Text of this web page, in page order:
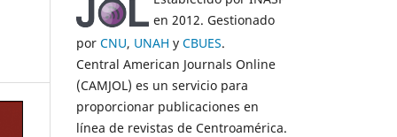
en 2012. Gestionado
por CNU, UNAH y CBUES.
Central American Journals Online
(CAMJOL) es un servicio para
proporcionar publicaciones en
línea de revistas de Centroamérica.